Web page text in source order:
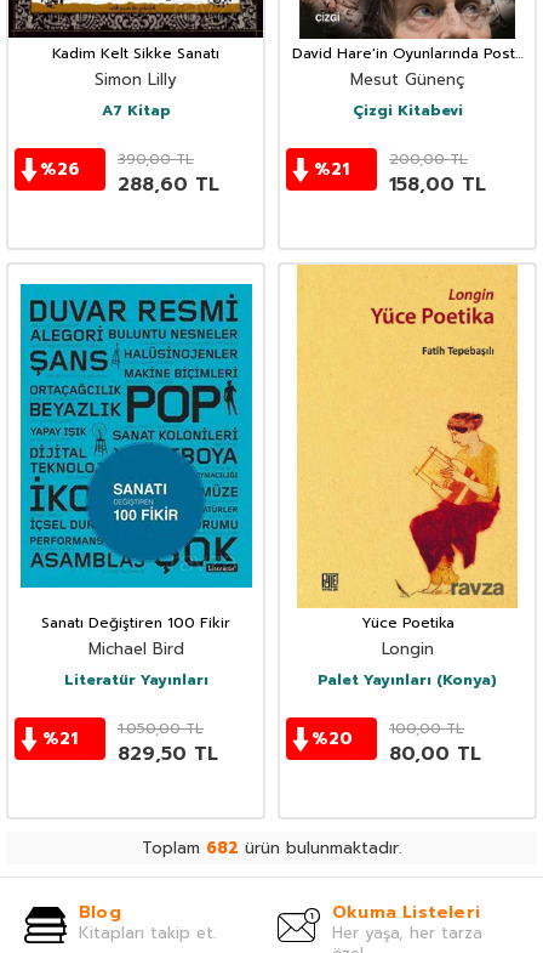
Kadim Kelt Sikke Sanatı
Simon Lilly
A7 Kitap
%26 390,00TL
288,60 TL
David Hare'in Oyunlarında Post-
Truth Söylem
Mesut Günenç
Çizgi Kitabevi
%21 200,00TL
158,00 TL
Sanatı Değiştiren 100 Fikir
Michael Bird
Literatür Yayınları
%21 1.050,00TL
829,50 TL
Yüce Poetika
Longin
Palet Yayınları (Konya)
%20 100,00TL
80,00 TL
Toplam 682 ürün bulunmaktadır.
Blog
Kitapları takip et.
Okuma Listeleri
Her yaşa, her tarza